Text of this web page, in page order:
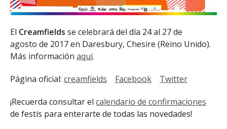
El Creamfields se celebrará del día 24 al 27 de
agosto de 2017 en Daresbury, Chesire (Reino Unido).
Más información aquí.
Página oficial: creamfields Facebook Twitter
¡Recuerda consultar el calendario de confirmaciones
de festis para enterarte de todas las novedades!